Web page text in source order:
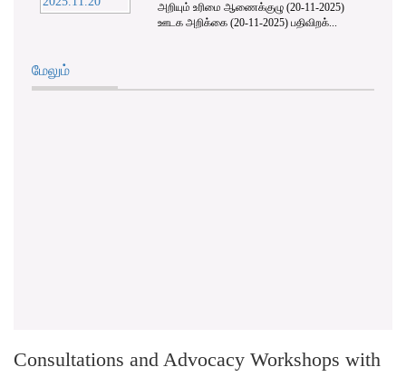
அறியும் உரிமை ஆணைக்குழு (20-11-2025)
ஊடக அறிக்கை (20-11-2025) பதிவிறக்...
மேலும்
Consultations and Advocacy Workshops with